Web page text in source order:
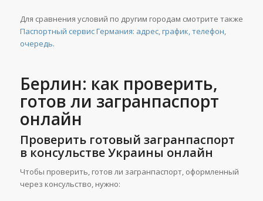
Для сравнения условий по другим городам смотрите также
Паспортный сервис Германия: адрес, график, телефон,
очередь.
Берлин: как проверить,
готов ли загранпаспорт
онлайн
Проверить готовый загранпаспорт
в консульстве Украины онлайн
Чтобы проверить, готов ли загранпаспорт, оформленный
через консульство, нужно: